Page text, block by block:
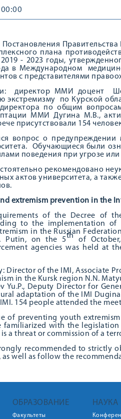
плана
- 2023 годы,
в Международном
с представителями
директор ММИ доцент
экстремизму по Курской
по общим
ММИ Дугина М.В.,
присутствовали 154
вопрос о
Обучающиеся были
поведения при угрозе
рекомендовано
актов университета, а
extremism prevention in the
of the Decree of
to the implementation
in the Russian
Putin, on the 5th of
agencies was held at
Director of the IMI, Associate
in the Kursk region N.N.
Yu.P., Deputy Director for
adaptation of the IMI
154 people attended the
of preventing youth
familiarized with the
a threat or commission of a
recommended to strictly
well as follow the
ОБРАЗОВАНИЕ
Факультеты
НАУКА